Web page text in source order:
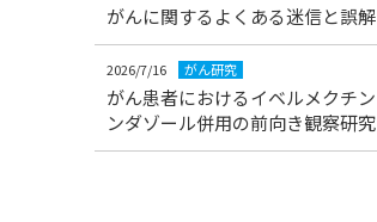
がんに関するよくある迷信と誤解
2026/7/16 がん研究
がん患者におけるイベルメクチ
ンダゾール併用の前向き観察研究